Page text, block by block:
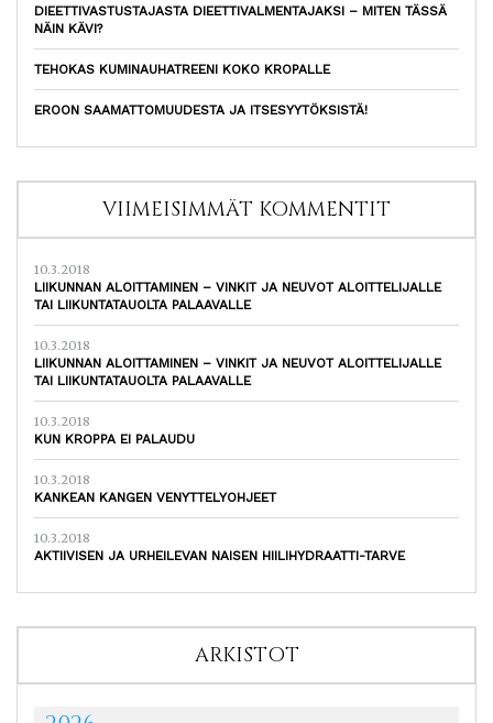
DIEETTIVASTUSTAJASTA DIEETTIVALMENTAJAKSI – MITEN TÄSSÄ
NÄIN KÄVI?
TEHOKAS KUMINAUHATREENI KOKO KROPALLE
EROON SAAMATTOMUUDESTA JA ITSESYYTÖKSISTÄ!
VIIMEISIMMÄT KOMMENTIT
10.3.2018
LIIKUNNAN ALOITTAMINEN – VINKIT JA NEUVOT ALOITTELIJALLE
TAI LIIKUNTATAUOLTA PALAAVALLE
10.3.2018
LIIKUNNAN ALOITTAMINEN – VINKIT JA NEUVOT ALOITTELIJALLE
TAI LIIKUNTATAUOLTA PALAAVALLE
10.3.2018
KUN KROPPA EI PALAUDU
10.3.2018
KANKEAN KANGEN VENYTTELYOHJEET
10.3.2018
AKTIIVISEN JA URHEILEVAN NAISEN HIILIHYDRAATTI-TARVE
ARKISTOT